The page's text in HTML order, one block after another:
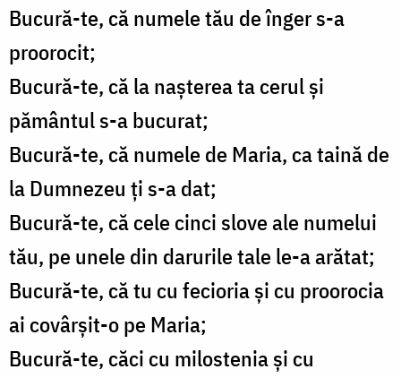
Bucură-te, că numele tău de înger s-a
proorocit;
Bucură-te, că la nașterea ta cerul și
pământul s-a bucurat;
Bucură-te, că numele de Maria, ca taină de
la Dumnezeu ți s-a dat;
Bucură-te, că cele cinci slove ale numelui
tău, pe unele din darurile tale le-a arătat;
Bucură-te, că tu cu fecioria și cu proorocia
ai covârșit-o pe Maria;
Bucură-te, căci cu milostenia și cu